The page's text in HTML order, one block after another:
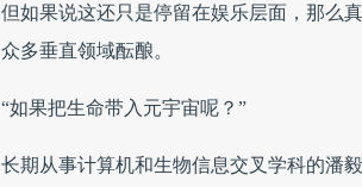
但如果说这还只是停留在娱乐层面，那么
众多垂直领域酝酿。
“如果把生命带入元宇宙呢？”
长期从事计算机和生物信息交叉学科的潘